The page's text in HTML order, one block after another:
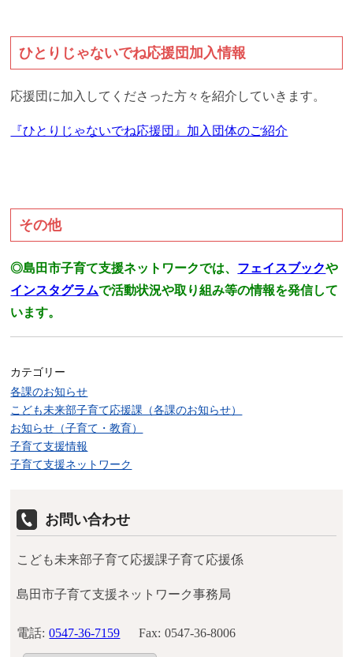
ひとりじゃないでね応援団加入情報
応援団に加入してくださった方々を紹介していきます。
『ひとりじゃないでね応援団』加入団体のご紹介
その他
◎島田市子育て支援ネットワークでは、 フェイスブックや
インスタグラムで活動状況や取り組み等の情報を発信して
います。
カテゴリー
各課のお知らせ
こども未来部子育て応援課（各課のお知らせ）
お知らせ（子育て・教育）
子育て支援情報
子育て支援ネットワーク
お問い合わせ
こども未来部子育て応援課子育て応援係
島田市子育て支援ネットワーク事務局
電話: 0547-36-7159 Fax: 0547-36-8006